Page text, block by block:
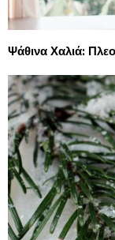
Ψάθινα Χαλιά: